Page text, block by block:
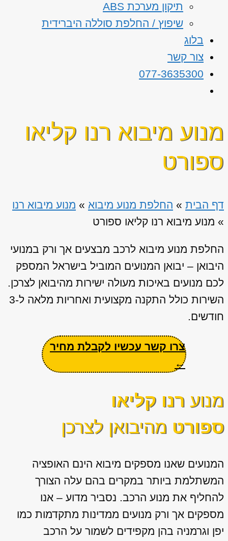
תיקון מערכת ABS
שיפוץ / החלפת סוללה היברידית
בלוג
צור קשר
077-3635300
מנוע מיבוא רנו קליאו
ספורט
דף הבית » החלפת מנוע מיבוא » מנוע מיבוא רנו
» מנוע מיבוא רנו קליאו ספורט
החלפת מנוע מיבוא לרכב מבצעים אך ורק במנועי
היבואן – יבואן המנועים המוביל בישראל המספק
לכם מנועים באיכות מעולה ישירות מהיבואן לצרכן.
השירות כולל התקנה מקצועית ואחריות מלאה ל-3
חודשים.
צרו קשר עכשיו לקבלת מחיר
←
מנוע רנו קליאו
ספורט מהיבואן לצרכן
המנועים שאנו מספקים מיבוא הינם האופציה
המשתלמת ביותר במקרים בהם עלה הצורך
להחליף את מנוע הרכב. נסביר מדוע – אנו
מספקים אך ורק מנועים ממדינות מתקדמות כמו
יפן וגרמניה בהן מקפידים לשמור על הרכב